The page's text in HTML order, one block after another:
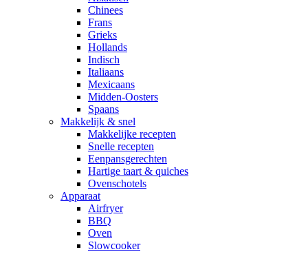
Chinees
Frans
Grieks
Hollands
Indisch
Italiaans
Mexicaans
Midden-Oosters
Spaans
Makkelijk & snel
Makkelijke recepten
Snelle recepten
Eenpansgerechten
Hartige taart & quiches
Ovenschotels
Apparaat
Airfryer
BBQ
Oven
Slowcooker